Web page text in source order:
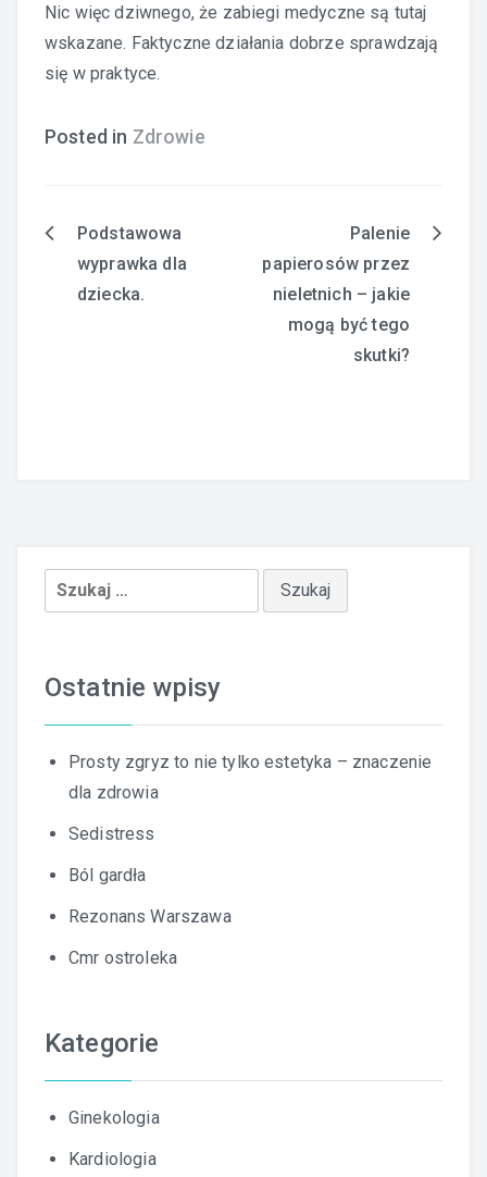
Nic więc dziwnego, że zabiegi medyczne są tutaj
wskazane. Faktyczne działania dobrze sprawdzają
się w praktyce.
Posted in Zdrowie
Nawigacja
wpisu
Podstawowa
wyprawka dla
dziecka.
Palenie
papierosów przez
nieletnich – jakie
mogą być tego
skutki?
Szukaj:
Ostatnie wpisy
Prosty zgryz to nie tylko estetyka – znaczenie
dla zdrowia
Sedistress
Ból gardła
Rezonans Warszawa
Cmr ostroleka
Kategorie
Ginekologia
Kardiologia